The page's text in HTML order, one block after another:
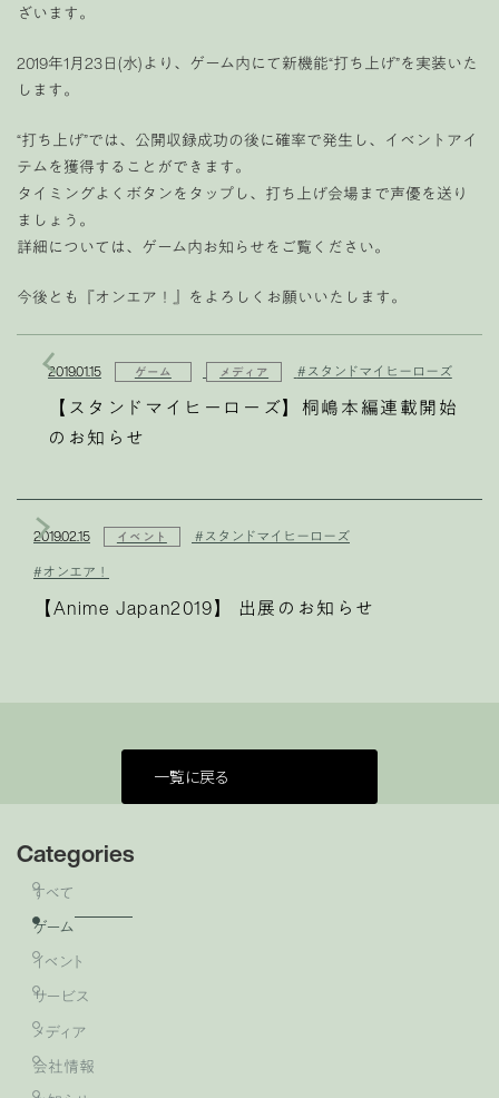
Categories
すべて
ゲーム
イベント
サービス
メディア
会社情報
ざいます。
2019年1月23日(水)より、ゲーム内にて新機能“打ち上げ”を実装いた
します。
“打ち上げ”では、公開収録成功の後に確率で発生し、イベントアイ
テムを獲得することができます。
タイミングよくボタンをタップし、打ち上げ会場まで声優を送り
ましょう。
詳細については、ゲーム内お知らせをご覧ください。
今後とも『オンエア！』をよろしくお願いいたします。
2019.01.15 ゲーム メディア #スタンドマイヒーローズ
【スタンドマイヒーローズ】桐嶋本編連載開始
のお知らせ
2019.02.15 イベント
#スタンドマイヒーローズ
#オンエア！
【Anime Japan2019】 出展のお知らせ
一覧に戻る